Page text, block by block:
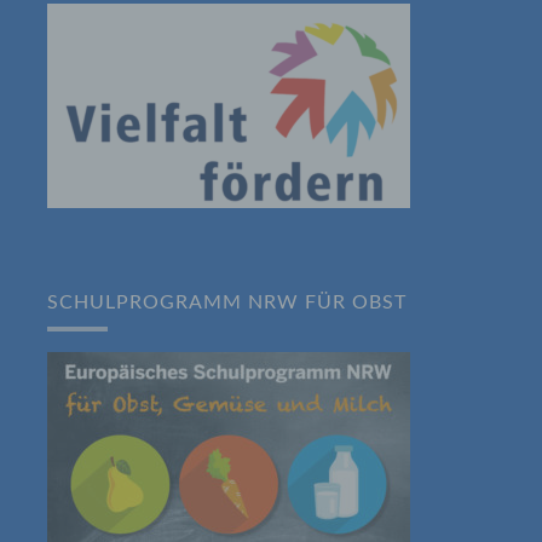
SCHULPROGRAMM NRW FÜR OBST
einer identifizierten oder identifizierbaren
natürlichen Person zugewiesen werden.
g) Verantwortlicher oder für die
Verarbeitung Verantwortlicher
Verantwortlicher oder für die Verarbeitung
Verantwortlicher ist die natürliche oder
und Mittel der Verarbeitung von
Verarbeitung durch das Unionsrecht oder
das Recht der Mitgliedstaaten vorgegeben,
so kann der Verantwortliche
beziehungsweise können die bestimmten
Kriterien seiner Benennung nach dem
Unionsrecht oder dem Recht der
Mitgliedstaaten vorgesehen werden.